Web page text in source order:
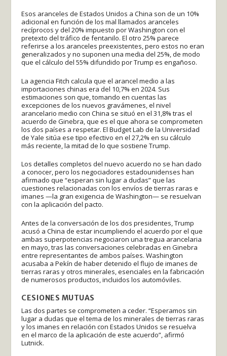
Esos aranceles de Estados Unidos a China son de un 10%
adicional en función de los mal llamados aranceles
recíprocos y del 20% impuesto por Washington con el
pretexto del tráfico de fentanilo. El otro 25% parece
referirse a los aranceles preexistentes, pero estos no eran
generalizados y no suponen una media del 25%, de modo
que el cálculo del 55% difundido por Trump es engañoso.
La agencia Fitch calcula que el arancel medio a las
importaciones chinas era del 10,7% en 2024. Sus
estimaciones son que, tomando en cuentas las
excepciones de los nuevos gravámenes, el nivel
arancelario medio con China se situó en el 31,8% tras el
acuerdo de Ginebra, que es el que ahora se comprometen
los dos países a respetar. El Budget Lab de la Universidad
de Yale sitúa ese tipo efectivo en el 27,2% en su cálculo
más reciente, la mitad de lo que sostiene Trump.
Los detalles completos del nuevo acuerdo no se han dado
a conocer, pero los negociadores estadounidenses han
afirmado que “esperan sin lugar a dudas” que las
cuestiones relacionadas con los envíos de tierras raras e
imanes —la gran exigencia de Washington— se resuelvan
con la aplicación del pacto.
Antes de la conversación de los dos presidentes, Trump
acusó a China de estar incumpliendo el acuerdo por el que
ambas superpotencias negociaron una tregua arancelaria
en mayo, tras las conversaciones celebradas en Ginebra
entre representantes de ambos países. Washington
acusaba a Pekín de haber detenido el flujo de imanes de
tierras raras y otros minerales, esenciales en la fabricación
de numerosos productos, incluidos los automóviles.
CESIONES MUTUAS
Las dos partes se comprometen a ceder. “Esperamos sin
lugar a dudas que el tema de los minerales de tierras raras
y los imanes en relación con Estados Unidos se resuelva
en el marco de la aplicación de este acuerdo”, afirmó
Lutnick.